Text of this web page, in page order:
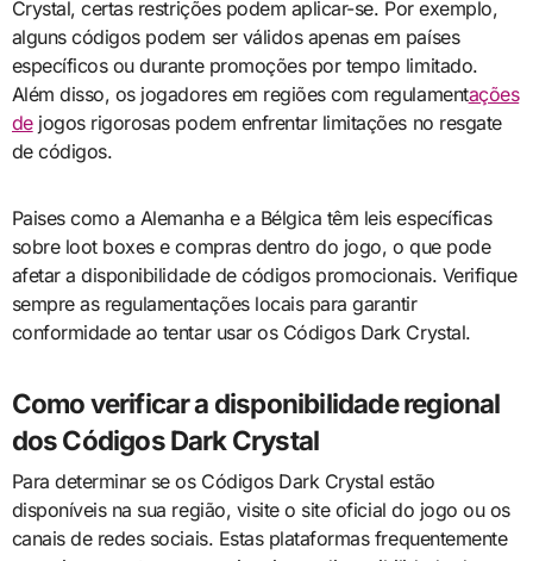
Crystal, certas restrições podem aplicar-se. Por exemplo,
alguns códigos podem ser válidos apenas em países
específicos ou durante promoções por tempo limitado.
Além disso, os jogadores em regiões com regulamentações
dejogos rigorosas podem enfrentar limitações no resgate
de códigos.
Paises como a Alemanha e a Bélgica têm leis específicas
sobre loot boxes e compras dentro do jogo, o que pode
afetar a disponibilidade de códigos promocionais. Verifique
sempre as regulamentações locais para garantir
conformidade ao tentar usar os Códigos Dark Crystal.
Como verificar a disponibilidade regional
dos Códigos Dark Crystal
Para determinar se os Códigos Dark Crystal estão
disponíveis na sua região, visite o site oficial do jogo ou os
canais de redes sociais. Estas plataformas frequentemente